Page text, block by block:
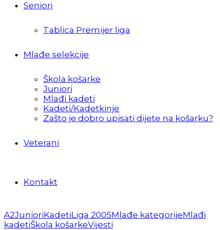
Seniori
Tablica Premijer liga
Mlađe selekcije
Škola košarke
Juniori
Mlađi kadeti
Kadeti/Kadetkinje
Zašto je dobro upisati dijete na košarku?
Veterani
Kontakt
A2JunioriKadetiLiga 2005Mlađe kategorijeMlađi
kadetiŠkola košarkeVijesti